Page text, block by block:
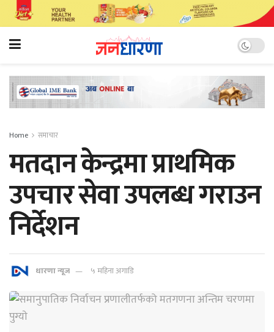
Home समाचार
मतदान केन्द्रमा प्राथमिक
उपचार सेवा उपलब्ध गराउन
निर्देशन
धारणा न्यूज ५ महिना अगाडि